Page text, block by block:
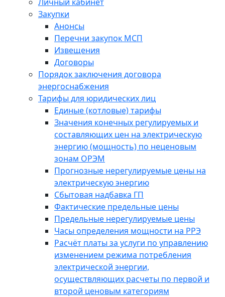
Закупки
Анонсы
Перечни закупок МСП
Извещения
Договоры
Порядок заключения договора
энергоснабжения
Тарифы для юридических лиц
Единые (котловые) тарифы
Значения конечных регулируемых и
составляющих цен на электрическую
энергию (мощность) по неценовым
зонам ОРЭМ
Прогнозные нерегулируемые цены на
электрическую энергию
Сбытовая надбавка ГП
Фактические предельные цены
Предельные нерегулируемые цены
Часы определения мощности на РРЭ
Расчёт платы за услуги по управлению
изменением режима потребления
электрической энергии,
осуществляющих расчеты по первой и
второй ценовым категориям